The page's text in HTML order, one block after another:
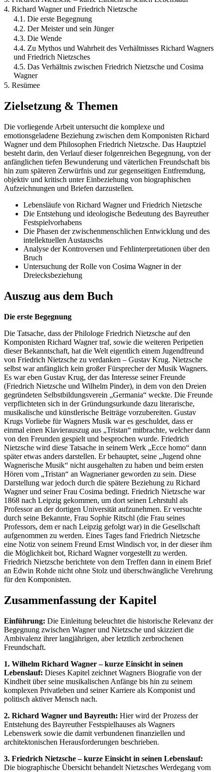
4. Richard Wagner und Friedrich Nietzsche
4.1. Die erste Begegnung
4.2. Der Meister und sein Jünger
4.3. Die Wende
4.4. Zu Mythos und Wahrheit des Verhältnisses Richard Wagners
und Friedrich Nietzsches
4.5. Das Verhältnis zwischen Friedrich Nietzsche und Cosima
Wagner
5. Resümee
Zielsetzung & Themen
Die vorliegende Arbeit untersucht die komplexe und
emotionsgeladene Beziehung zwischen dem Komponisten Richard
Wagner und dem Philosophen Friedrich Nietzsche. Das Hauptziel
besteht darin, den Verlauf dieser folgenreichen Begegnung, von der
anfänglichen tiefen Bewunderung und väterlichen Freundschaft bis
hin zum späteren Zerwürfnis und zur gegenseitigen Entfremdung,
objektiv und kritisch unter Einbeziehung von biographischen
Aufzeichnungen und Briefen darzustellen.
Lebensläufe von Richard Wagner und Friedrich Nietzsche
Die Entstehung und ideologische Bedeutung des Bayreuther
Festspielvorhabens
Die Phasen der zwischenmenschlichen Entwicklung und des
intellektuellen Austauschs
Analyse der Kontroversen und Fehlinterpretationen über den
Bruch
Untersuchung der Rolle von Cosima Wagner in der
Dreiecksbeziehung
Auszug aus dem Buch
Die erste Begegnung
Die Tatsache, dass der Philologe Friedrich Nietzsche auf den
Komponisten Richard Wagner traf, sowie die weiteren Peripetien
dieser Bekanntschaft, hat die Welt eigentlich einem Jugendfreund
von Friedrich Nietzsche zu verdanken – Gustav Krug. Nietzsche
selbst war anfänglich kein großer Fürsprecher der Musik Wagners.
Es war eben Gustav Krug, der das Interesse seiner Freunde
(Friedrich Nietzsche und Wilhelm Pinder), in dem von den Dreien
gegründeten Selbstbildungsverein „Germania“ weckte. Die Freunde
verpflichteten sich in der Gründungsurkunde dazu literarische,
musikalische und künstlerische Beiträge vorzubereiten. Gustav
Krugs Vorliebe für Wagners Musik war es geschuldet, dass er
einmal einen Klavierauszug aus „Tristan“ mitbrachte, welcher dann
von den Freunden gespielt und besprochen wurde. Friedrich
Nietzsche wird diese Tatsache in seinem Werk „Ecce homo“ dann
später etwas anders darstellen. Er behauptet, seine „Jugend ohne
Wagnerische Musik“ nicht ausgehalten zu haben und beim ersten
Hören vom „Tristan“ an Wagnerianer geworden zu sein. Diese
Darstellung war jedoch durch die spätere Beziehung zu Richard
Wagner und seiner Frau Cosima bedingt. Friedrich Nietzsche war
1868 nach Leipzig gekommen, um dort seinen Lehrstuhl als
Professor an der dortigen Universität aufzunehmen. Er versuchte
durch seine Bekannte, Frau Sophie Ritschl (die Frau seines
Professors, dem er nach Leipzig gefolgt war) in die Gesellschaft
aufgenommen zu werden. Eines Tages fand Friedrich Nietzsche
eine Notiz von seinem Freund Ernst Windisch vor, in der dieser ihm
die Möglichkeit bot, Richard Wagner vorgestellt zu werden.
Friedrich Nietzsche berichtete von dem Treffen dann in einem Brief
an Edwin Rohde nicht ohne Stolz und überschwängliche Verehrung
für den Komponisten.
Zusammenfassung der Kapitel
Einführung: Die Einleitung beleuchtet die historische Relevanz der
Begegnung zwischen Wagner und Nietzsche und skizziert die
Ambivalenz ihrer langjährigen, aber letztlich zerbrochenen
Freundschaft.
1. Wilhelm Richard Wagner – kurze Einsicht in seinen
Lebenslauf: Dieses Kapitel zeichnet Wagners Biografie von der
Kindheit über seine musikalischen Anfänge bis hin zu seinem
komplexen Privatleben und seiner Karriere als Komponist und
politisch aktiver Mensch nach.
2. Richard Wagner und Bayreuth: Hier wird der Prozess der
Entstehung des Bayreuther Festspielhauses als Wagners
Lebenswerk sowie die damit verbundenen finanziellen und
architektonischen Herausforderungen beschrieben.
3. Friedrich Nietzsche – kurze Einsicht in seinen Lebenslauf:
Die biographische Übersicht behandelt Nietzsches Werdegang vom